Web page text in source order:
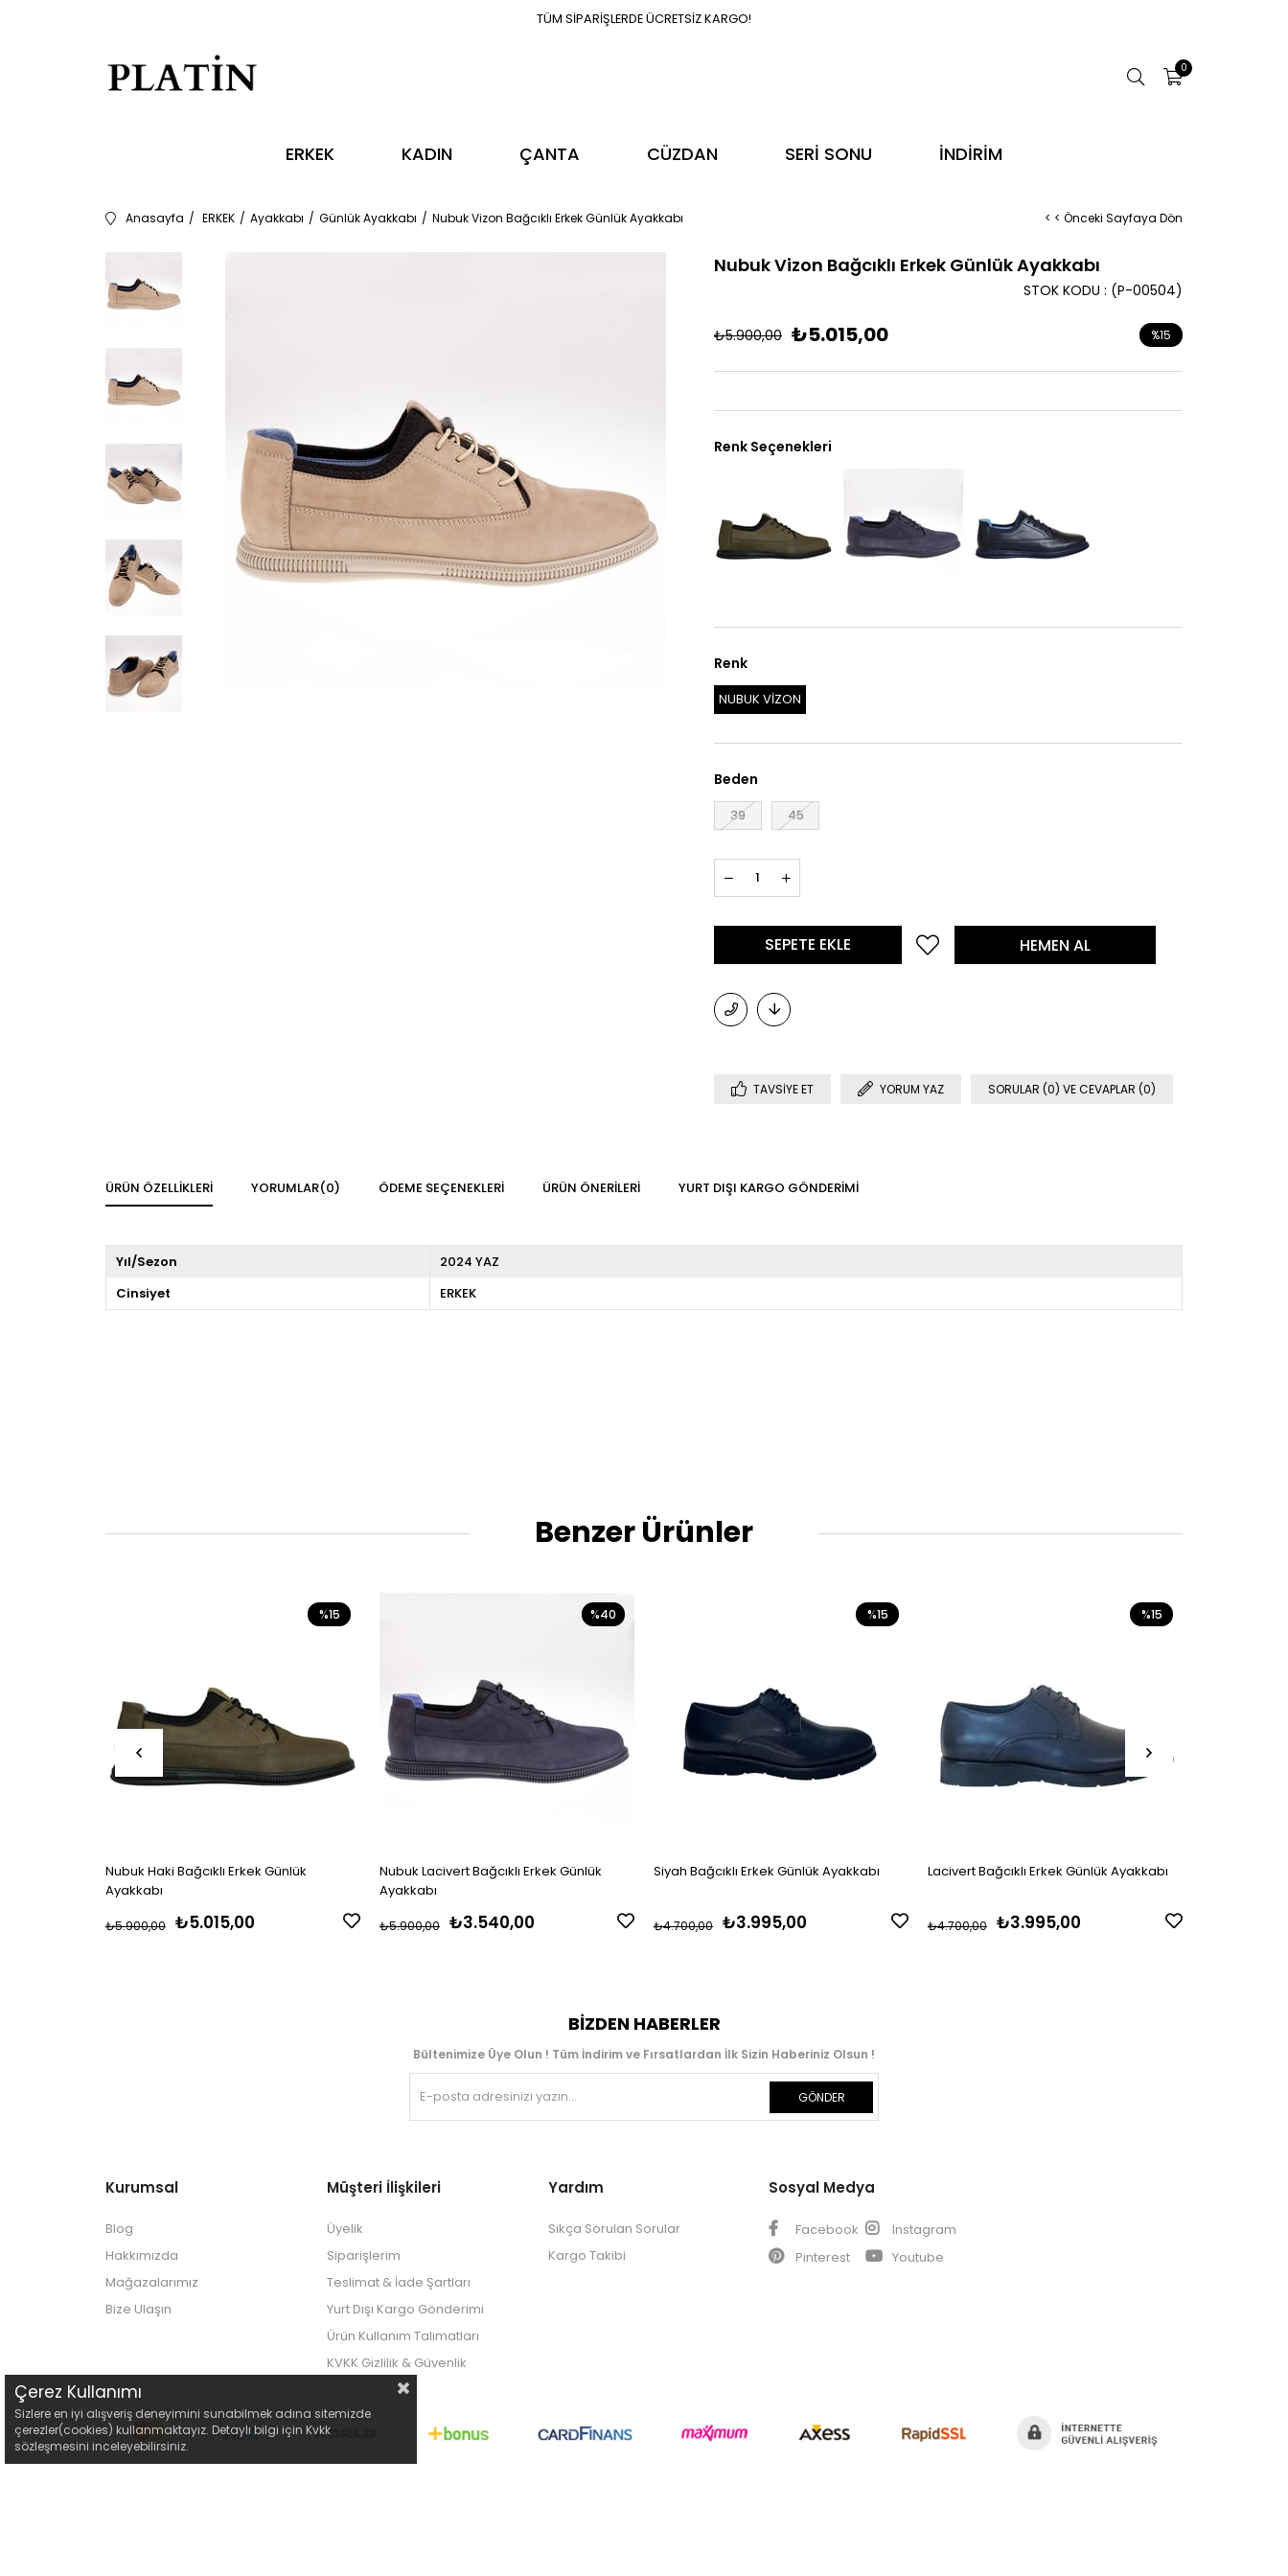
TÜM SİPARİŞLERDE ÜCRETSİZ KARGO!
0
ERKEK KADIN ÇANTA CÜZDAN SERİ SONU İNDİRİM
Anasayfa ERKEK Ayakkabı Günlük Ayakkabı Nubuk Vizon Bağcıklı Erkek Günlük Ayakkabı < < Önceki Sayfaya Dön
Nubuk Vizon Bağcıklı Erkek Günlük Ayakkabı
(P-00504)
STOK KODU
₺5.900,00 ₺5.015,00 %15
Renk Seçenekleri
Renk
NUBUK VİZON
Beden
39 45
TAVSIYE ET YORUM YAZ SORULAR (0) VE CEVAPLAR (0)
ÜRÜN ÖZELLIKLERI YORUMLAR(0) ÖDEME SEÇENEKLERI ÜRÜN ÖNERILERI YURT DIŞI KARGO GÖNDERIMI
Yıl/Sezon
2024 YAZ
Cinsiyet
ERKEK
Benzer Ürünler
Nubuk Haki Bağcıklı Erkek Günlük
Ayakkabı
₺5.015,00
₺5.900,00
%15
Nubuk Lacivert Bağcıklı Erkek Günlük
Ayakkabı
₺3.540,00
₺5.900,00
%40
Siyah Bağcıklı Erkek Günlük Ayakkabı
₺3.995,00
₺4.700,00
%15
Lacivert Bağcıklı Erkek Günlük Ayakkabı
₺3.995,00
₺4.700,00
%15
BIZDEN HABERLER
Bültenimize Üye Olun ! Tüm İndirim ve Fırsatlardan İlk Sizin Haberiniz Olsun !
GÖNDER
Kurumsal
Blog
Hakkımızda
Mağazalarımız
Bize Ulaşın
Müşteri İlişkileri
Üyelik
Siparişlerim
Teslimat & İade Şartları
Yurt Dışı Kargo Gönderimi
Ürün Kullanım Talimatları
KVKK Gizlilik & Güvenlik
Yardım
Sıkça Sorulan Sorular
Kargo Takibi
Sosyal Medya
Facebook
Instagram
Pinterest
Youtube
Çerez Kullanımı
Sizlere en iyi alışveriş deneyimini sunabilmek adına sitemizde
çerezler(cookies) kullanmaktayız. Detaylı bilgi için Kvkk
sözleşmesini inceleyebilirsiniz.